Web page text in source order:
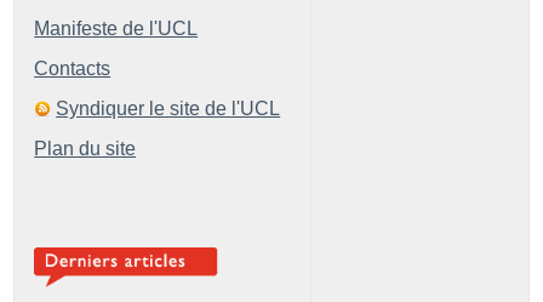
Manifeste de l'UCL
Contacts
Syndiquer le site de l'UCL
Plan du site